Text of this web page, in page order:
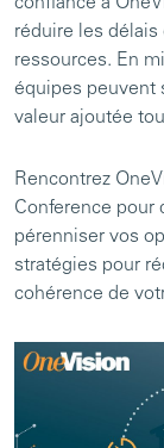
réduire les
ressources. En
équipes peuvent
valeur ajoutée
Rencontrez
Conference pour
pérenniser vos
stratégies pour
cohérence de